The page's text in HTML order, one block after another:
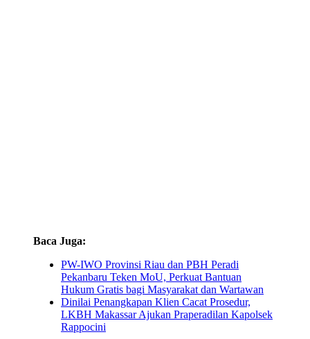
Baca Juga:
PW-IWO Provinsi Riau dan PBH Peradi
Pekanbaru Teken MoU, Perkuat Bantuan
Hukum Gratis bagi Masyarakat dan Wartawan
Dinilai Penangkapan Klien Cacat Prosedur,
LKBH Makassar Ajukan Praperadilan Kapolsek
Rappocini